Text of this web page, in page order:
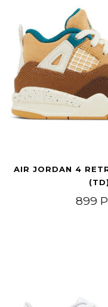
AIR JORDAN 4
(TD)
899